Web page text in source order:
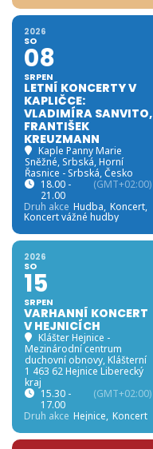
2026
SO
08
SRPEN
LETNÍ KONCERTY V
KAPLIČCE:
VLADIMÍRA SANVITO,
FRANTIŠEK
KREUZMANN
Kaple Panny Marie
Sněžné, Srbská, Horní
Řasnice - Srbská, Česko
18.00 -
21.00
(GMT+02:00)
Druh akce Hudba, Koncert,
Koncert vážné hudby
2026
SO
15
SRPEN
VARHANNÍ KONCERT
V HEJNICÍCH
Klášter Hejnice -
Mezinárodní centrum
duchovní obnovy, Klášterní
1 463 62 Hejnice Liberecký
kraj
15.30 -
17.00
(GMT+02:00)
Druh akce Hejnice, Koncert